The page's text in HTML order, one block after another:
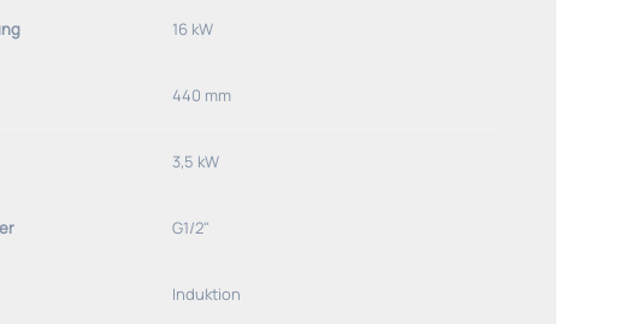
16 kW
440 mm
3,5 kW
G1/2"
Induktion